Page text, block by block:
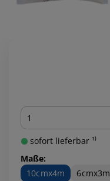
Menge
sofort lieferbar ¹⁾
Maße:
10cmx4m
6cmx3m